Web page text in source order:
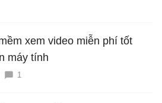
xem video miễn phí tốt
máy tính
1